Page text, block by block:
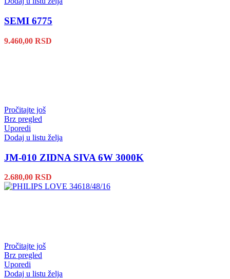
SEMI 6775
9.460,00 RSD
Pročitajte još
Brz pregled
Uporedi
Dodaj u listu želja
JM-010 ZIDNA SIVA 6W 3000K
2.680,00 RSD
Pročitajte još
Brz pregled
Uporedi
Dodaj u listu želja